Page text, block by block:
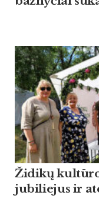
Židikų
jubiliejus ir